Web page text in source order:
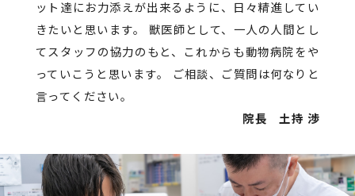
ット達にお力添えが出来るように、日々精進してい
きたいと思います。
獣医師として、一人の人間とし
てスタッフの協力のもと、これからも動物病院をや
っていこうと思います。
ご相談、ご質問は何なりと
言ってください。
院長 土持 渉